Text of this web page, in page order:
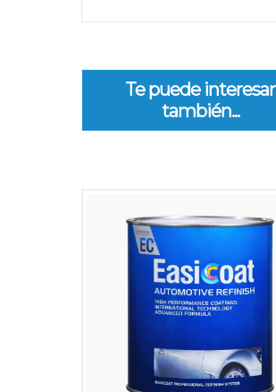
Te puede interesar
también...